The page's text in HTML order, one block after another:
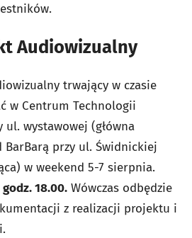
Audiowizualny
trwający w czasie
w Centrum Technologii
wystawowej (główna
BarBarą przy ul. Świdnickiej
w weekend 5-7 sierpnia.
18.00. Wówczas odbędzie
z realizacji projektu i